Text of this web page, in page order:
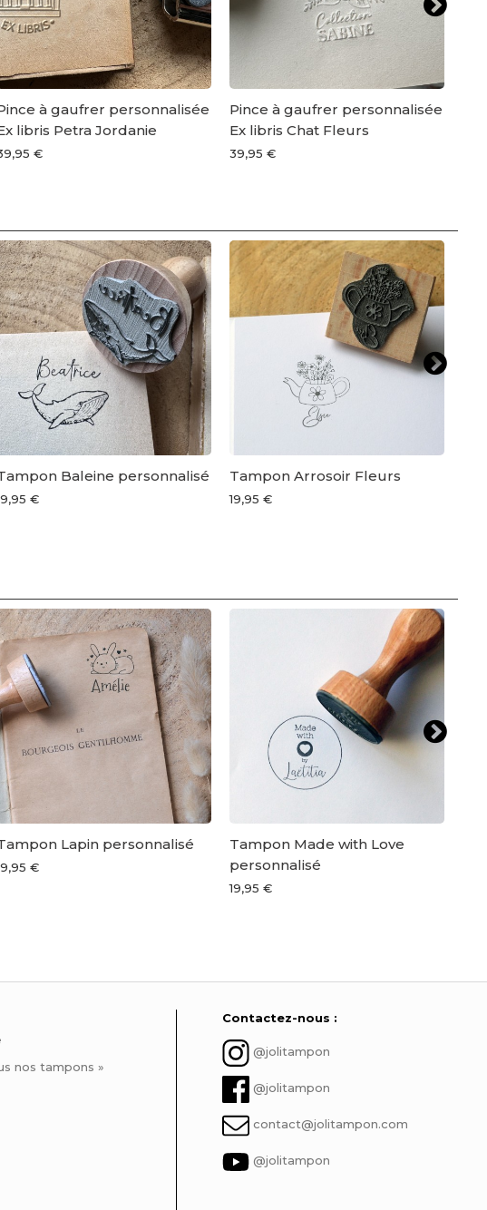
à gaufrer personnalisée
libris Petra Jordanie
€
Pince à gaufrer personnalisée
Ex libris Chat Fleurs
39,95 €
Baleine personnalisé
€
Tampon Arrosoir Fleurs
19,95 €
Lapin personnalisé
€
Tampon Made with Love
personnalisé
19,95 €
nos tampons »
Contactez-nous :
@jolitampon
@jolitampon
contact@jolitampon.com
@jolitampon